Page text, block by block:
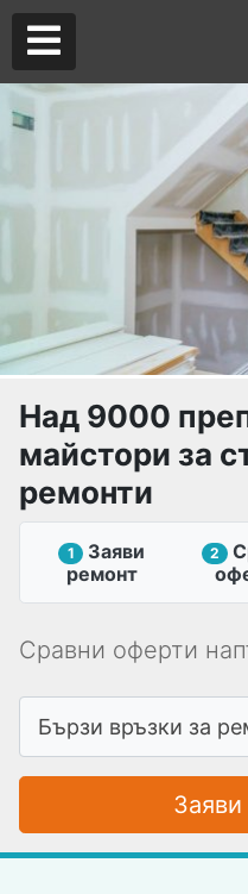
Над 9000
майстори за
ремонти
1
Заяви
ремонт
2
Сравни оферти
Аз съм майстор
Търся майстор